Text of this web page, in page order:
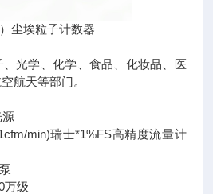
尘埃粒子计数器
光学、化学、食品、化妆品、医
航天等部门。
源
min)瑞士*1%FS高精度流量计
万级